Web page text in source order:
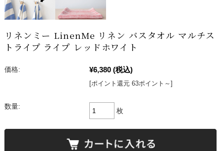
リネンミー LinenMe リネン バスタオル マルチス
トライプ ライプ レッドホワイト
価格: ¥6,380 (税込)
[ポイント還元 63ポイント～]
数量:
枚